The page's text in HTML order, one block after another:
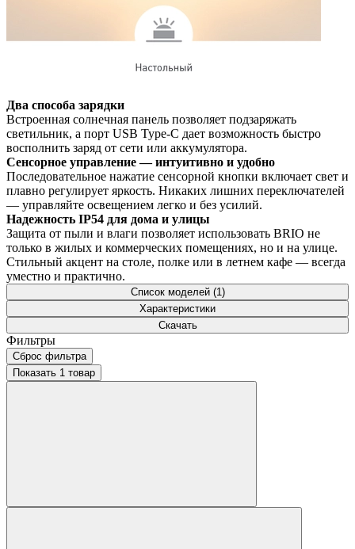
Два способа зарядки
Встроенная солнечная панель позволяет подзаряжать
светильник, а порт USB Type-C дает возможность быстро
восполнить заряд от сети или аккумулятора.
Сенсорное управление — интуитивно и удобно
Последовательное нажатие сенсорной кнопки включает свет и
плавно регулирует яркость. Никаких лишних переключателей
— управляйте освещением легко и без усилий.
Надежность IP54 для дома и улицы
Защита от пыли и влаги позволяет использовать BRIO не
только в жилых и коммерческих помещениях, но и на улице.
Стильный акцент на столе, полке или в летнем кафе — всегда
уместно и практично.
Список моделей (1)
Характеристики
Скачать
Фильтры
Сброс фильтра
Показать 1 товар